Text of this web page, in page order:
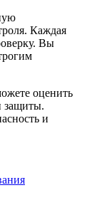
Каждая
Вы
оценить
защиты.
и